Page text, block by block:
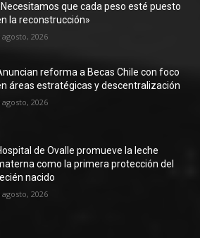
que cada peso esté puesto
la reconstrucción»
agosto, 2026
reforma a Becas Chile con foco
áreas estratégicas y descentralización
agosto, 2026
de Ovalle promueve la leche
como la primera protección del
nacido
agosto, 2026